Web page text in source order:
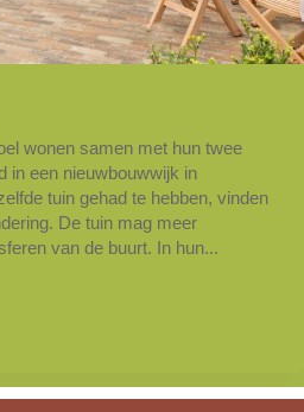
wonen samen met hun twee
in een nieuwbouwwijk in
tuin gehad te hebben, vinden
De tuin mag meer
van de buurt. In hun...